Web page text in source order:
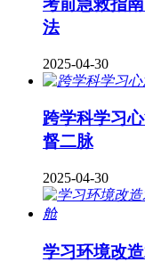
考前急救指
法
2025-04-30
跨学科学习
督二脉
2025-04-30
学习环境改